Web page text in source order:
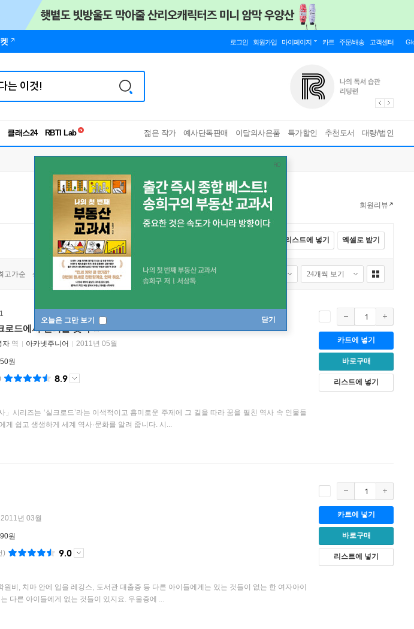
로그인 회원가입 마이페이지 카트 주문/배송 고객센터
클래스24
독서유형검사
젊은 작가 예사단독판매 이달의사은품 특가할인 추천도서 대량/법인
오늘은 그만 보기 닫기
회원리뷰
리스트에 넣기 엑셀로 받기
고가순 상품명순
로드에서 진리를 찾다
자 역 아카넷주니어 2011년 05월
원
8.9
」시리즈는 ‘실크로드’라는 이색적이고 흥미로운 주제에 그 길을 따라 꿈을 펼친 역사 속 인물들
게 쉽고 생생하게 세계 역사·문화를 알려 줍니다. 시...
카트에 넣기
바로구매
리스트에 넣기
2011년 03월
원
) 9.0
원비, 치마 안에 입을 레깅스, 도서관 대출증 등 다른 아이들에게는 있는 것들이 없는 한 여자아이
다른 아이들에게 없는 것들이 있지요. 우울증에 ...
카트에 넣기
바로구매
리스트에 넣기